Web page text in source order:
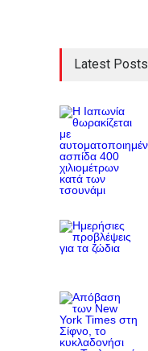
Latest Posts